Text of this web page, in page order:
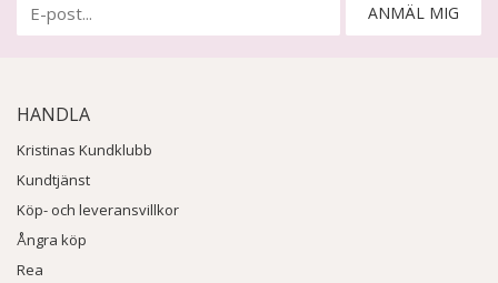
ANMÄL MIG
HANDLA
Kristinas Kundklubb
Kundtjänst
Köp- och leveransvillkor
Ångra köp
Rea